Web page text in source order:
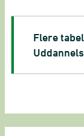
Flere